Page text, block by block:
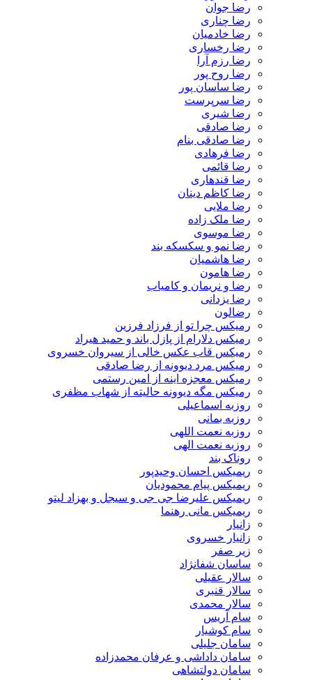
رضا جوان
رضا چناری
رضا خادمیان
رضا رخساری
رضا رزم آرا
رضا روح پور
رضا ساسان پور
رضا سرپرست
رضا شیری
رضا صادقی
رضا صادقی بنام
رضا فرهادی
رضا قائمی
رضا قندهاری
رضا کاظم دینان
رضا ملایی
رضا ملک زاده
رضا موسوی
رضا نمو و سکسکه بند
رضا هاشمیان
رضا هامون
رضا و نریمان و کامیاب
رضا یزدانی
رضالون
رمیکس چرا تو از فرزاد فرزین
رمیکس دلارام از پازل باند و حمید هیراد
رمیکس قاب عکس خالی از سیروان خسروی
رمیکس مرد دیوونه از رضا صادقی
رمیکس معجزه اینه از امین رستمی
رمیکس مگه دیوونه حالیته از شهاب مظفری
روزبه اسماعیلی
روزبه بمانی
روزبه نعمت اللهی
روزبه نعمت الهی
روناک بند
ریمیکس احسان وحیدپور
ریمیکس پیام محمودیان
ریمیکس علیرضا جی جی و سیجل و بهزاد لیتو
ریمیکس مانی رهنما
زانیار
زانیار خسروی
زیر صفر
ساسان شفانژاد
سالار عقیلی
سالار قنبری
سالار محمدی
سام آریس
سام کوشیار
سامان جلیلی
سامان داداشی و عرفان محمدزاده
سامان دولتشاهی